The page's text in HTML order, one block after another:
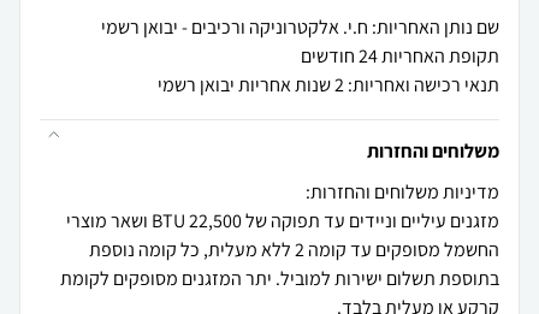
שם נותן האחריות: ח.י. אלקטרוניקה ורכיבים - יבואן רשמי
תקופת האחריות 24 חודשים
תנאי רכישה ואחריות: 2 שנות אחריות יבואן רשמי
משלוחים והחזרות
מזגנים עיליים וניידים עד תפוקה של 22,500 BTU ושאר מוצרי
החשמל מסופקים עד קומה 2 ללא מעלית, כל קומה נוספת
בתוספת תשלום ישירות למוביל. יתר המזגנים מסופקים לקומת